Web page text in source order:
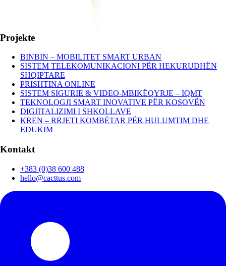
Projekte
BINBIN – MOBILITET SMART URBAN
SISTEM TELEKOMUNIKACIONI PËR HEKURUDHËN
SHQIPTARE
PRISHTINA ONLINE
SISTEM SIGURIE & VIDEO-MBIKËQYRJE – IQMT
TEKNOLOGJI SMART INOVATIVE PËR KOSOVËN
DIGJITALIZIMI I SHKOLLAVE
KREN – RRJETI KOMBËTAR PËR HULUMTIM DHE
EDUKIM
Kontakt
+383 (0)38 600 488
hello@cacttus.com